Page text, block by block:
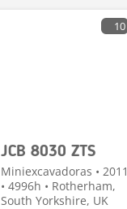
10
JCB 8030 ZTS
Miniexcavadoras • 2011
• 4996h • Rotherham,
South Yorkshire, UK